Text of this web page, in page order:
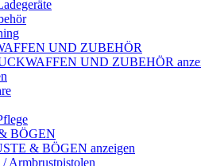
UND ZUBEHÖR
UND ZUBEHÖR
BÖGEN
& BÖGEN anzeigen
Armbrustpistolen